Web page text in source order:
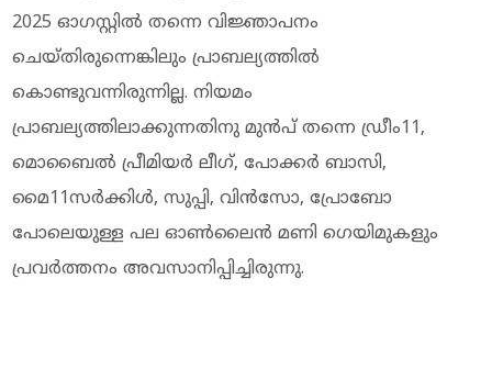
2025 ഓഗസ്റ്റില്‍ തന്നെ വിജ്ഞാപനം
ചെയ്തിരുന്നെങ്കിലും പ്രാബല്യത്തില്‍
കൊണ്ടുവന്നിരുന്നില്ല. നിയമം
പ്രാബല്യത്തിലാക്കുന്നതിനു മുന്‍പ് തന്നെ ഡ്രീം11,
മൊബൈല്‍ പ്രീമിയര്‍ ലീഗ്, പോക്കര്‍ ബാസി,
മൈ11സര്‍ക്കിള്‍, സുപ്പി, വിന്‍സോ, പ്രോബോ
പോലെയുള്ള പല ഓണ്‍ലൈന്‍ മണി ഗെയിമുകളും
പ്രവര്‍ത്തനം അവസാനിപ്പിച്ചിരുന്നു.